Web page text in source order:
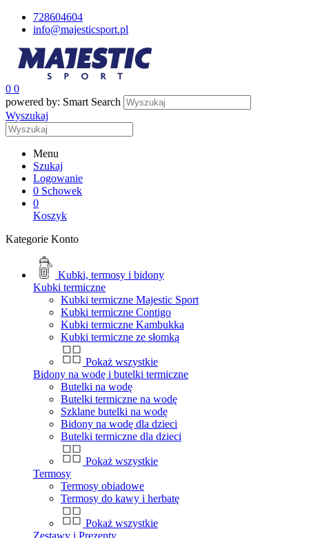
728604604
info@majesticsport.pl
0 0
powered by: Smart Search
Wyszukaj
Menu
Szukaj
Logowanie
0 Schowek
0
Koszyk
Kategorie Konto
Kubki, termosy i bidony
Kubki termiczne
Kubki termiczne Majestic Sport
Kubki termiczne Contigo
Kubki termiczne Kambukka
Kubki termiczne ze słomką
Pokaż wszystkie
Bidony na wodę i butelki termiczne
Butelki na wodę
Butelki termiczne na wodę
Szklane butelki na wodę
Bidony na wodę dla dzieci
Butelki termiczne dla dzieci
Pokaż wszystkie
Termosy
Termosy obiadowe
Termosy do kawy i herbatę
Pokaż wszystkie
Zestawy i Prezenty